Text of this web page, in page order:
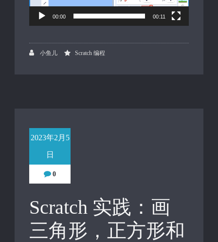
00:00 00:11
小鱼儿 Scratch 编程
2023年2月5
日
0
Scratch 实践：画
三角形，正方形和